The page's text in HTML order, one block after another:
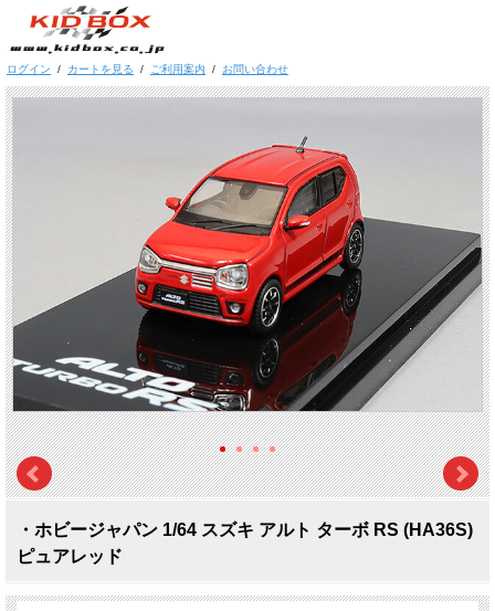
ログイン / カートを見る / ご利用案内 / お問い合わせ
・ホビージャパン 1/64 スズキ アルト ターボ RS (HA36S)
ピュアレッド